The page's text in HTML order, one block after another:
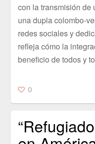
con la transmisión de
una dupla colombo-
redes sociales y
refleja cómo la
beneficio de todos y
0